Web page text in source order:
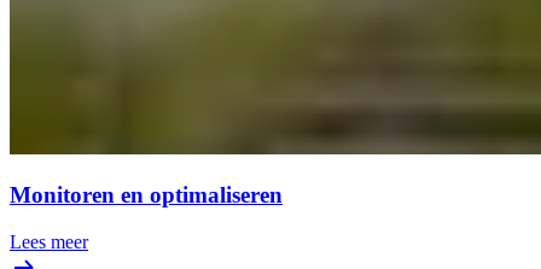
Monitoren en optimaliseren
Lees meer